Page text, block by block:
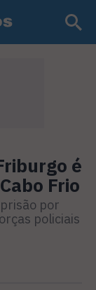
é
Frio
por
policiais